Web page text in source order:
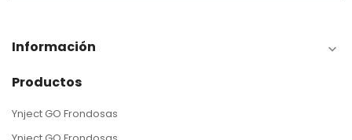
Información 
Productos
Ynject GO Frondosas